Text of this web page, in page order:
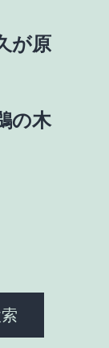
が原
の木